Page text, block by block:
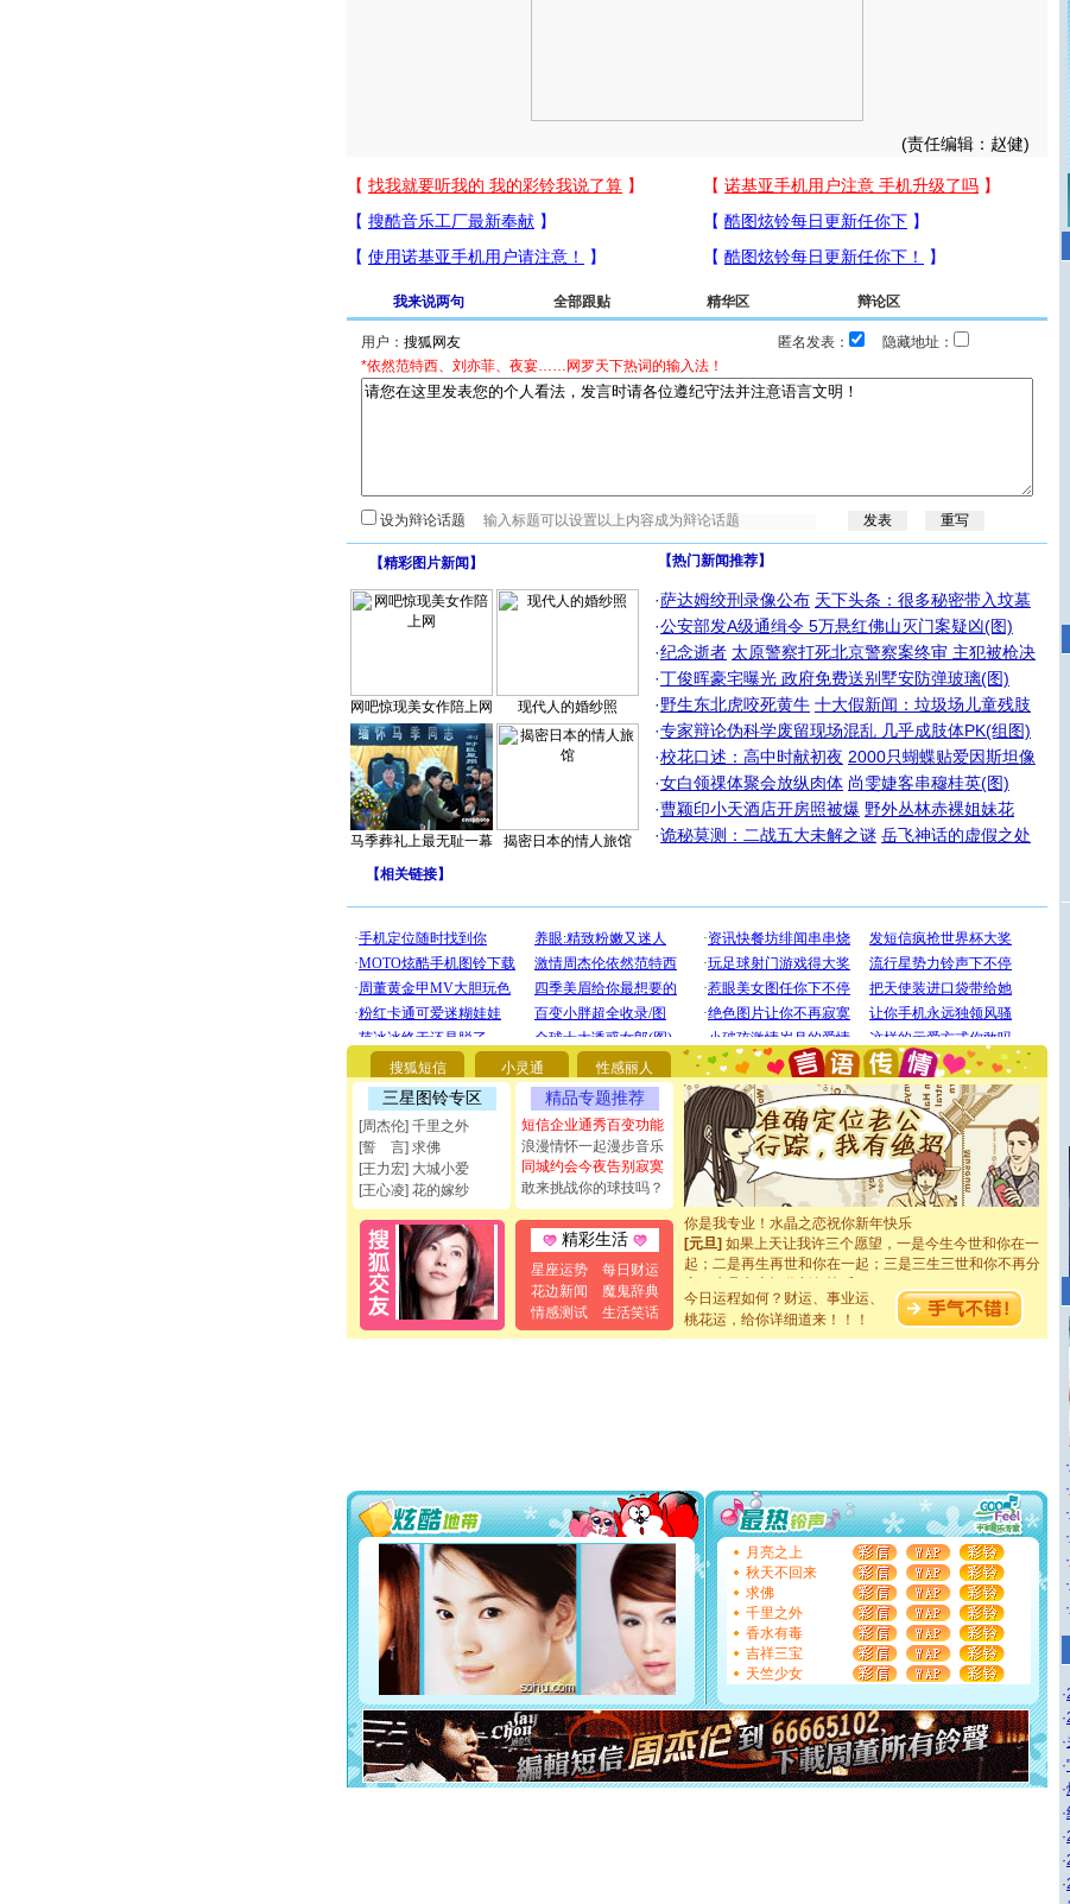
(责任编辑：赵健)
我来说两句 全部跟贴 精华区 辩论区
用户： 匿名发表：
隐藏地址：
*依然范特西、刘亦菲、夜宴……网罗天下热词的输入法！
设为辩论话题
【精彩图片新闻 】
网吧惊现美女作陪上网 现代人的婚纱照
马季葬礼上最无耻一幕 揭密日本的情人旅馆
【热门新闻推荐】
·萨达姆绞刑录像公布 天下头条：很多秘密带入坟墓
·公安部发A级通缉令 5万悬红佛山灭门案疑凶(图)
·纪念逝者 太原警察打死北京警察案终审 主犯被枪决
·丁俊晖豪宅曝光 政府免费送别墅安防弹玻璃(图)
·野生东北虎咬死黄牛 十大假新闻：垃圾场儿童残肢
·专家辩论伪科学废留现场混乱 几乎成肢体PK(组图)
·校花口述：高中时献初夜 2000只蝴蝶贴爱因斯坦像
·女白领祼体聚会放纵肉体 尚雯婕客串穆桂英(图)
·曹颖印小天酒店开房照被爆 野外丛林赤裸姐妹花
·诡秘莫测：二战五大未解之谜 岳飞神话的虚假之处
【相关链接】
搜狐短信 小灵通 性感丽人
三星图铃专区
[周杰伦] 千里之外
[誓 言] 求佛
[王力宏] 大城小爱
[王心凌] 花的嫁纱
精品专题推荐
短信企业通秀百变功能
浪漫情怀一起漫步音乐
同城约会今夜告别寂寞
敢来挑战你的球技吗？
精彩生活
星座运势
每日财运
花边新闻
魔鬼辞典
情感测试
生活笑话
[圣诞节]圣诞节到了，想想没什么送给你的，又不打算给
你太多，只有给你五千万：千万快乐！千万要健康！千万
要平安！千万要知足！千万不要忘记我！
[圣诞节]不只这样的日子才会想起你,而是这样的日子才
能正大光明地骚扰你,告诉你,圣诞要快乐!新年要快乐!天天
都要快乐噢!
[圣诞节]奉上一颗祝福的心,在这个特别的日子里,愿幸福,
如意,快乐,鲜花,一切美好的祝愿与你同在.圣诞快乐!
[元旦]看到你我会触电；看不到你我要充电；没有你我会
断电。爱你是我职业，想你是我事业，抱你是我特长，吻
你是我专业！水晶之恋祝你新年快乐
[元旦]如果上天让我许三个愿望，一是今生今世和你在一
起；二是再生再世和你在一起；三是三生三世和你不再分
离。水晶之恋祝你新年快乐
[元旦]当我狠下心扭头离去那一刻，你在我身后无助地哭
泣，这痛楚让我明白我多么爱你。我转身抱住你：这猪不
卖了。水晶之恋祝你新年快乐。
你太多，只有给你五千万：千万快乐！千万要健康！千万
要平安！千万要知足！千万不要忘记我！
[圣诞节]不只这样的日子才会想起你,而是这样的日子才
能正大光明地骚扰你,告诉你,圣诞要快乐!新年要快乐!天天
都要快乐噢!
[圣诞节]奉上一颗祝福的心,在这个特别的日子里,愿幸福,
如意,快乐,鲜花,一切美好的祝愿与你同在.圣诞快乐!
[元旦]
看到你我会触电；看不到你我要充电；没有你我会
断电。爱你是我职业，想你是我事业，抱你是我特长，吻
你是我专业！水晶之恋祝你新年快乐
[元旦]
如果上天让我许三个愿望，一是今生今世和你在一
起；二是再生再世和你在一起；三是三生三世和你不再分
离。水晶之恋祝你新年快乐
[元旦]当我狠下心扭头离去那一刻，你在我身后无助地哭
泣，这痛楚让我明白我多么爱你。我转身抱住你：这猪不
今日运程如何？财运、事业运、
桃花运，给你详细道来！！！
月亮之上
秋天不回来
求佛
千里之外
香水有毒
吉祥三宝
天竺少女
·
·
·
·
·
·
·
·
·
·
·
·
·
·
·
·